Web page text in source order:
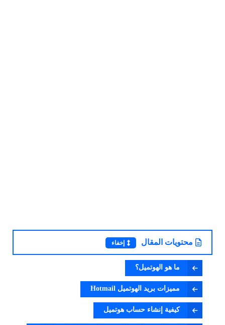
محتويات المقال إخفاء
ما هو الهوتميل؟
مميزات بريد الهوتميل Hotmail
كيفية إنشاء حساب هوتميل